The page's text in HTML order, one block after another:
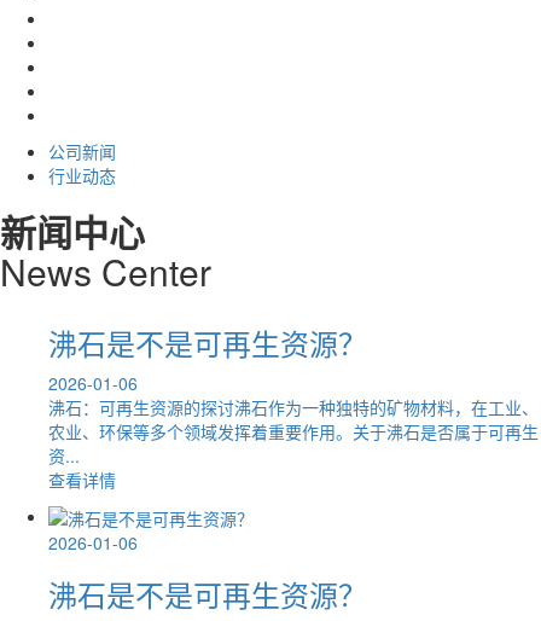
公司新闻
行业动态
新闻中心
News Center
沸石是不是可再生资源？
2026-01-06
沸石：可再生资源的探讨沸石作为一种独特的矿物材料，在工业、
农业、环保等多个领域发挥着重要作用。关于沸石是否属于可再生
资...
查看详情
2026-01-06
沸石是不是可再生资源？